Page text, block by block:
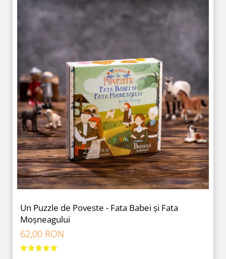
Un Puzzle de Poveste - Fata Babei și Fata
Moșneagului
62,00 RON